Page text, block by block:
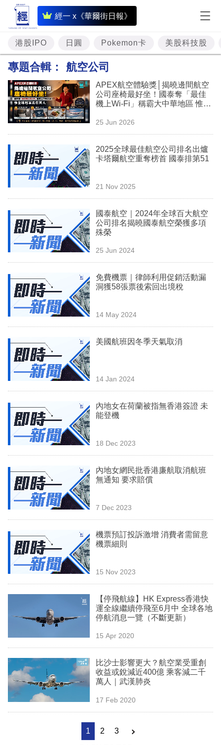
經一 x《華爾街日報》
即
時
財
經
題
投
資
理
業
科
技
場
生
時
事
訂
閱
港股IPO 日圓 Pokemon卡 美股科技股
專題合輯： 航空公司
APEX航空體驗獎│揭曉邊間航空
公司座椅最好坐！國泰奪「最佳
機上Wi-Fi」稱霸大中華地區 惟全
25 Jun 2026
2025全球最佳航空公司排名出爐
卡塔爾航空重奪榜首 國泰排第51
21 Nov 2025
國泰航空｜2024年全球百大航空
公司排名揭曉國泰航空榮獲多項
殊榮
25 Jun 2024
免費機票｜律師利用促銷活動漏
洞獲58張票後索回出境稅
14 May 2024
美國航班因冬季天氣取消
14 Jan 2024
內地女在荷蘭被指無香港簽證 未
能登機
18 Dec 2023
內地女網民批香港廉航取消航班
無通知 要求賠償
7 Dec 2023
機票預訂投訴激增 消費者需留意
機票細則
15 Nov 2023
【停飛航線】HK Express香港快
運全線繼續停飛至6月中 全球各地
停航消息一覽（不斷更新）
15 Apr 2020
比沙士影響更大？航空業受重創
收益或銳減近400億 乘客減二千
萬人｜武漢肺炎
17 Feb 2020
1 2 3